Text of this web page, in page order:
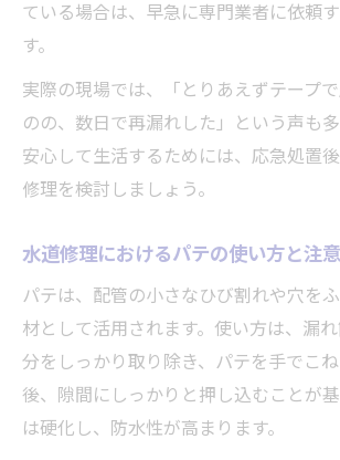
ている場合は、早急に専門業者に依頼
す。
実際の現場では、「とりあえずテープ
のの、数日で再漏れした」という声も多
安心して生活するためには、応急処置
修理を検討しましょう。
水道修理におけるパテの使い方と注
パテは、配管の小さなひび割れや穴を
材として活用されます。使い方は、漏
分をしっかり取り除き、パテを手でこ
後、隙間にしっかりと押し込むことが
は硬化し、防水性が高まります。